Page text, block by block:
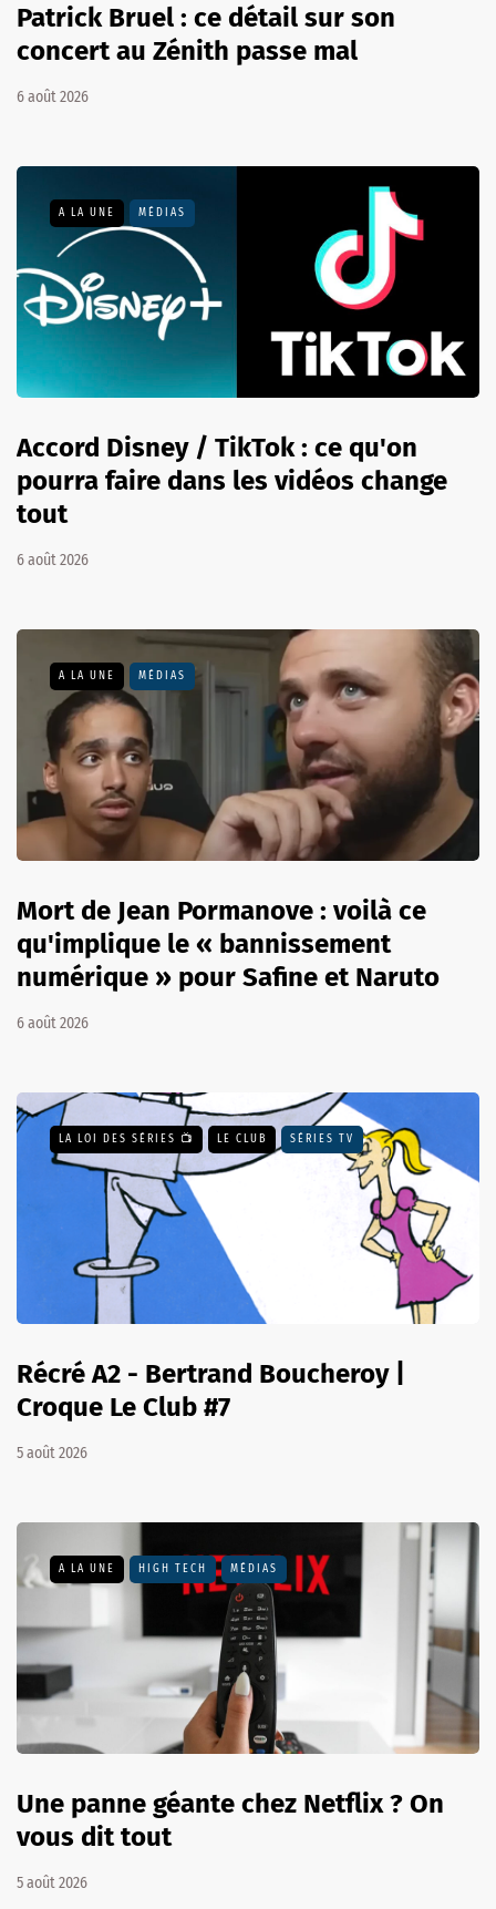
Patrick Bruel : ce détail sur son
concert au Zénith passe mal
6 août 2026
A LA UNE MÉDIAS
Accord Disney / TikTok : ce qu'on
pourra faire dans les vidéos change
tout
6 août 2026
A LA UNE MÉDIAS
Mort de Jean Pormanove : voilà ce
qu'implique le « bannissement
numérique » pour Safine et Naruto
6 août 2026
LA LOI DES SÉRIES 📺 LE CLUB SÉRIES TV
Récré A2 - Bertrand Boucheroy |
Croque Le Club #7
5 août 2026
A LA UNE HIGH TECH MÉDIAS
Une panne géante chez Netflix ? On
vous dit tout
5 août 2026